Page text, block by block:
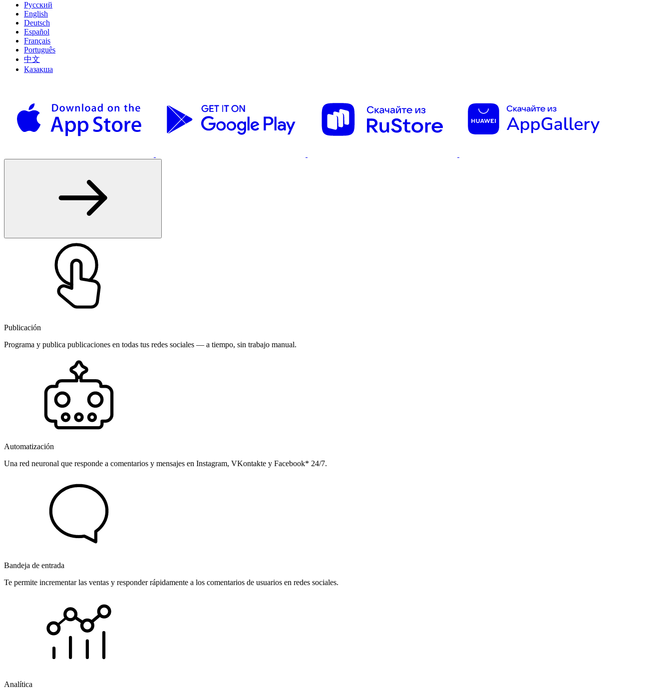
Русский
English
Deutsch
Español
Français
Português
中文
Қазақша
Publicación
Programa y publica publicaciones en todas tus redes sociales — a tiempo, sin trabajo manual.
Automatización
Una red neuronal que responde a comentarios y mensajes en Instagram, VKontakte y Facebook* 24/7.
Bandeja de entrada
Te permite incrementar las ventas y responder rápidamente a los comentarios de usuarios en redes sociales.
Analítica